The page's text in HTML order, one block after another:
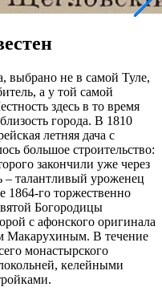
выбрано не в самой Туле,
а у той самой
здесь в то время
города. В 1810
летняя дача с
большое строительство:
закончили уже через
– талантливый уроженец
1864-го торжественно
Богородицы
с афонского оригинала
Макарухиным. В течение
монастырского
келейными